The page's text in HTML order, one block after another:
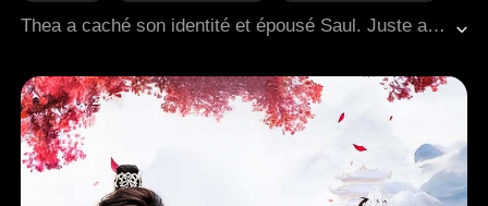
L'amour dur
PDG
Thea a caché son identité et épousé Saul. Juste au moment où elle s'apprêtait à lui annoncer qu'elle était enceinte et impliquée dans un projet majeur, elle a été témoin de Saul accompagnant Zoe à une échographie prénatale. Le cœur brisé, elle est rentrée chez elle, pour faire face aux mots acerbes et jugements de sa belle-mère, ce qui a dégénéré en une dispute intense. Au milieu du conflit, Thea a tragiquement subi une fausse couche. Dévastée tant physiquement qu'émotionnellement, elle a perdu tout espoir et a demandé le divorce.<br>Après avoir traversé une série d'événements tumultueux, Saul a fini par faire le point sur ses véritables sentiments et a décidé de reconquérir Thea. Pendant ce temps, Thea, ayant été sauvée par les interventions opportunes de Saul lors de situations menaçantes pour sa vie, a lentement commencé à guérir de sa douleur et a trouvé en elle la capacité de lui pardonner. À la fin, les deux se sont réconciliés et ont décidé de reconstruire leur relation avec un engagement renouvelé.